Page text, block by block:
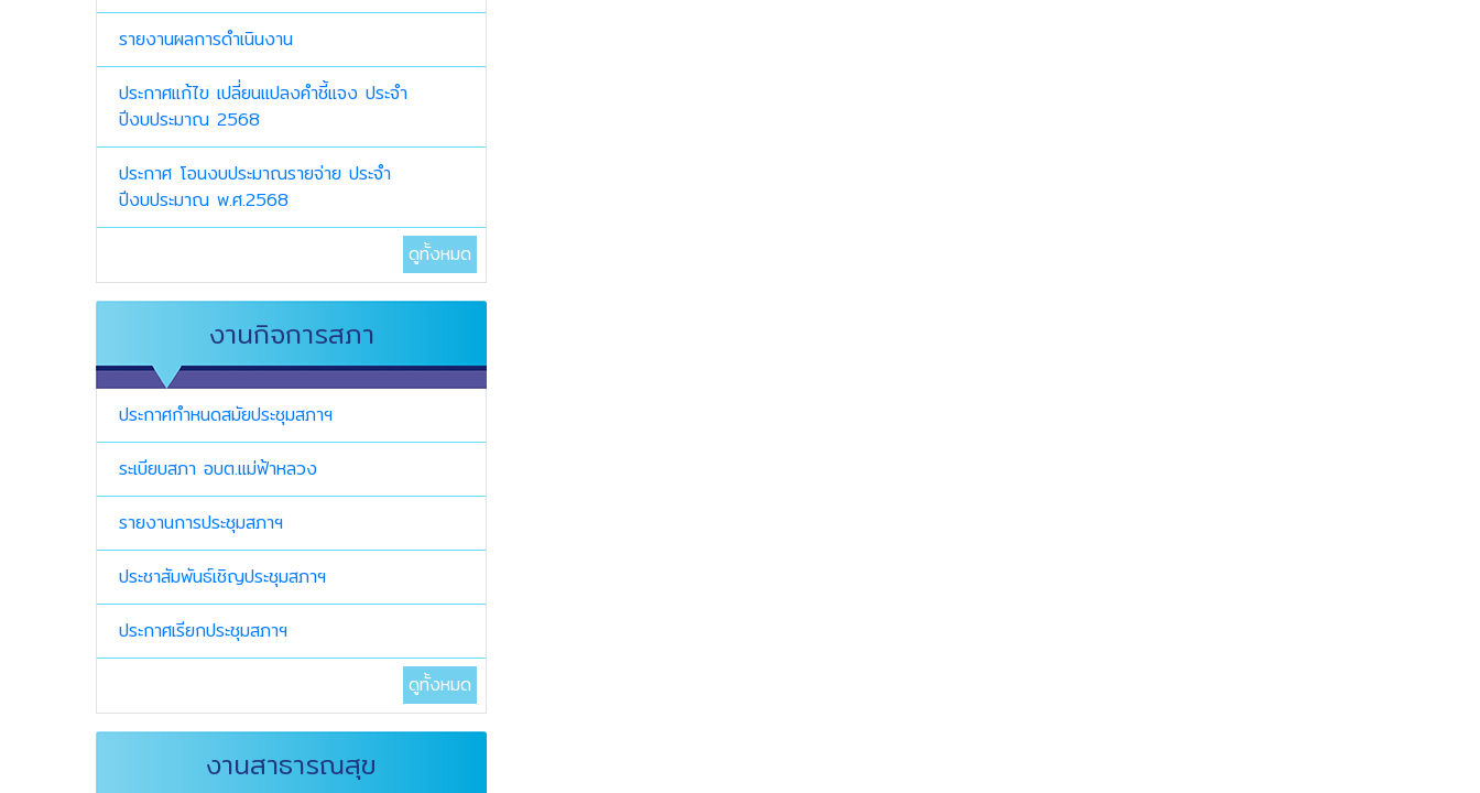
รายงานผลการดำเนินงาน
ประกาศแก้ไข เปลี่ยนแปลงคำชี้แจง ประจำ
ปีงบประมาณ 2568
ประกาศ โอนงบประมาณรายจ่าย ประจำ
ปีงบประมาณ พ.ศ.2568
ดูทั้งหมด
งานกิจการสภา
ประกาศกำหนดสมัยประชุมสภาฯ
ระเบียบสภา อบต.แม่ฟ้าหลวง
รายงานการประชุมสภาฯ
ประชาสัมพันธ์เชิญประชุมสภาฯ
ประกาศเรียกประชุมสภาฯ
ดูทั้งหมด
งานสาธารณสุข